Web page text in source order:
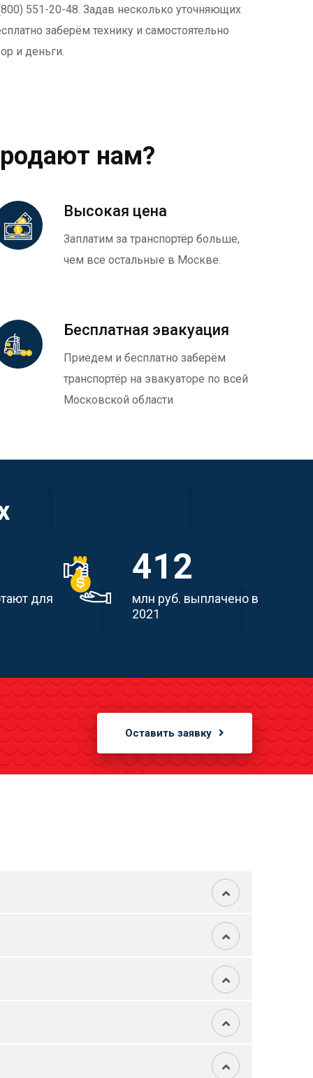
551-20-48. Задав несколько уточняющих
заберём технику и самостоятельно
и деньги.
нам?
Высокая цена
Заплатим за транспортёр больше,
чем все остальные в Москве.
Бесплатная эвакуация
Приедем и бесплатно заберём
транспортёр на эвакуаторе по всей
Московской области
для
412
млн руб. выплачено в
2021
Оставить заявку